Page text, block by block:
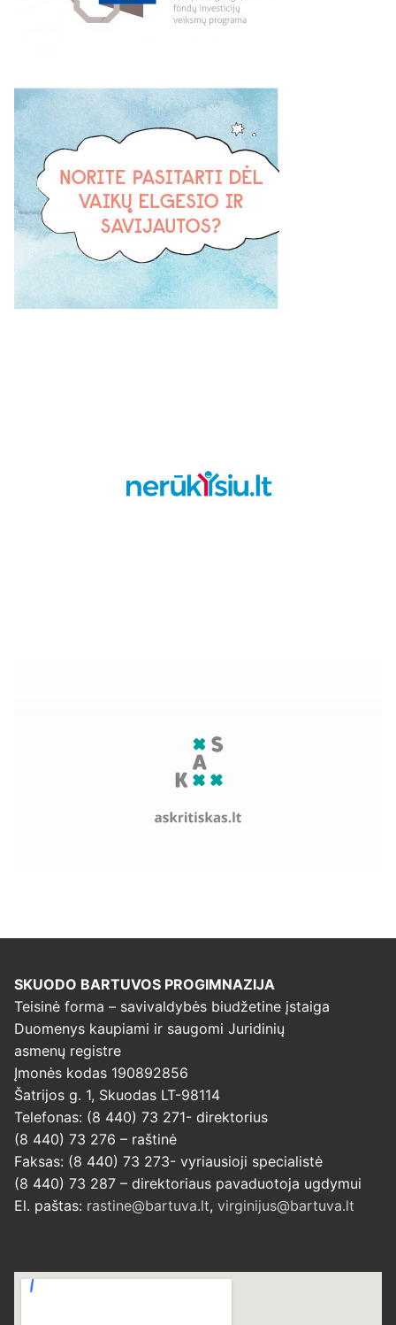
SKUODO BARTUVOS PROGIMNAZIJA
Teisinė forma – savivaldybės biudžetine įstaiga
Duomenys kaupiami ir saugomi Juridinių
asmenų registre
Įmonės kodas 190892856
Šatrijos g. 1, Skuodas LT-98114
Telefonas: (8 440) 73 271- direktorius
(8 440) 73 276 – raštinė
Faksas: (8 440) 73 273- vyriausioji specialistė
(8 440) 73 287 – direktoriaus pavaduotoja ugdymui
El. paštas: rastine@bartuva.lt, virginijus@bartuva.lt